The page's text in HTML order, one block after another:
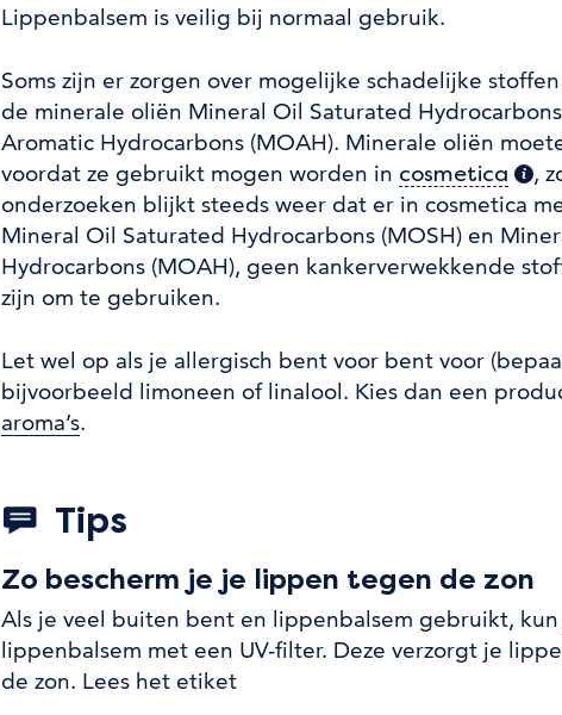
Lippenbalsem is veilig bij normaal gebruik.
Soms zijn er zorgen over mogelijke schadelijke
de minerale oliën Mineral Oil Saturated
Aromatic Hydrocarbons (MOAH). Minerale oliën
voordat ze gebruikt mogen worden in cosmetica
,
onderzoeken blijkt steeds weer dat er in cosmetica
Mineral Oil Saturated Hydrocarbons (MOSH) en
Hydrocarbons (MOAH), geen kankerverwekkende
zijn om te gebruiken.
Let wel op als je allergisch bent voor bent voor
bijvoorbeeld limoneen of linalool. Kies dan een
aroma’s.
Tips
Zo bescherm je je lippen tegen de zon
Als je veel buiten bent en lippenbalsem gebruikt,
lippenbalsem met een UV-filter. Deze verzorgt je
de zon. Lees het etiket